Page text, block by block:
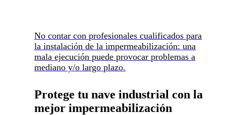
No contar con profesionales cualificados para
la instalación de la impermeabilización: una
mala ejecución puede provocar problemas a
mediano y/o largo plazo.
Protege tu nave industrial con la
mejor impermeabilización